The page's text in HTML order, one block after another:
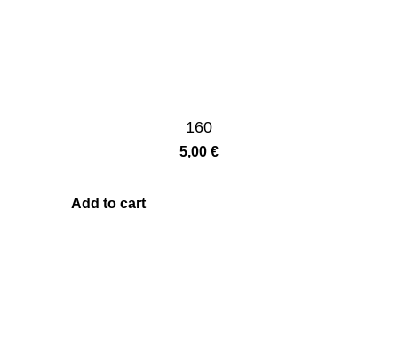
160
5,00 €
Add to cart